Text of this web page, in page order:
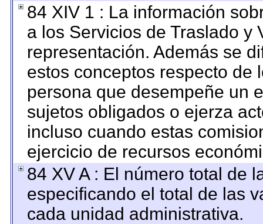
84 XIV 1 : La información
a los Servicios de Traslado y
representación. Además se
estos conceptos respecto de
persona que desempeñe un
sujetos obligados o ejerza
incluso cuando estas
ejercicio de recursos
84 XV A : El número total de
especificando el total de las
cada unidad administrativa.